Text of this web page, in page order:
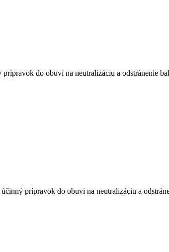
do obuvi na neutralizáciu a odstránenie
prípravok do obuvi na neutralizáciu a